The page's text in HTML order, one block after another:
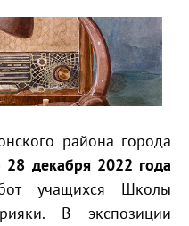
района города
28 декабря 2022 года
учащихся Школы
В экспозиции